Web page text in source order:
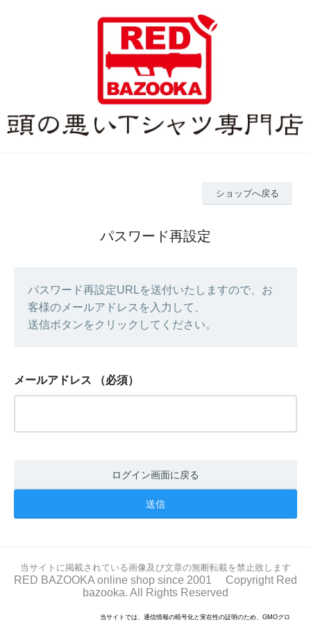
ショップへ戻る
パスワード再設定
パスワード再設定URLを送付いたしますので、お
客様のメールアドレスを入力して、
送信ボタンをクリックしてください。
メールアドレス （必須）
ログイン画面に戻る
当サイトに掲載されている画像及び文章の無断転載を禁止致します
RED BAZOOKA online shop since 2001 Copyright Red
bazooka. All Rights Reserved
当サイトでは、通信情報の暗号化と実在性の証明のため、GMOグロ